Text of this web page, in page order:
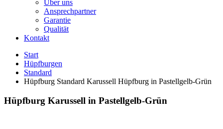
Über uns
Ansprechpartner
Garantie
Qualität
Kontakt
Start
Hüpfburgen
Standard
Hüpfburg Standard Karussell Hüpfburg in Pastellgelb-Grün
Hüpfburg Karussell in Pastellgelb-Grün